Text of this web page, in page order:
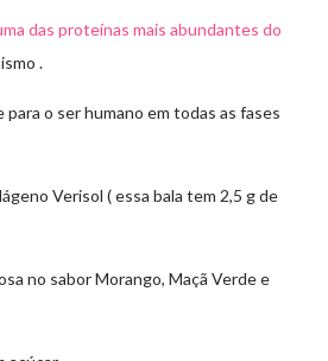
das proteínas mais abundantes do
.
o ser humano em todas as fases
Verisol ( essa bala tem 2,5 g de
no saborMorango, Maçã Verde e